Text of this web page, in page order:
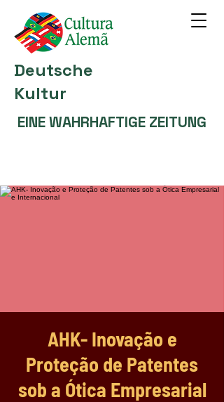
Deutsche
Kultur
EINE WAHRHAFTIGE ZEITUNG
AHK- Inovação e
Proteção de Patentes
sob a Ótica Empresarial